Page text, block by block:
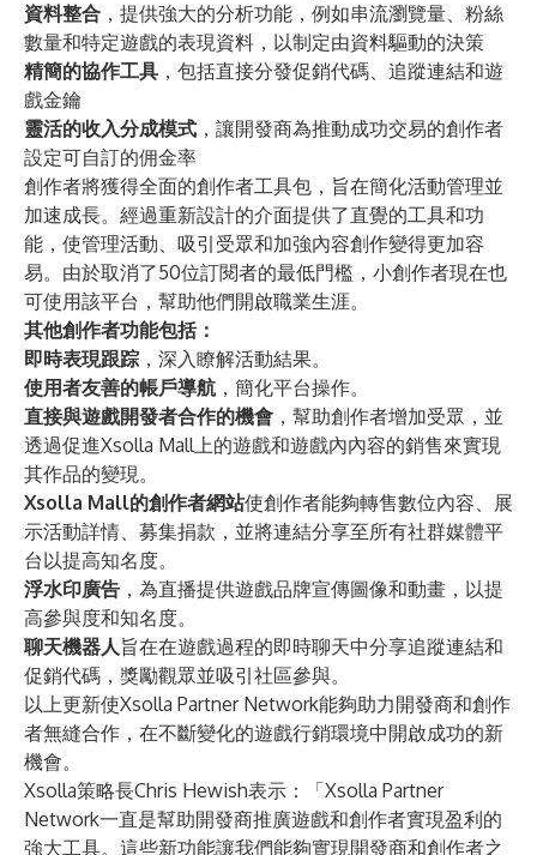
資料整合 ，提供強大的分析功能，例如串流瀏覽量、粉絲
數量和特定遊戲的表現資料，以制定由資料驅動的決策
精簡的協作工具 ，包括直接分發促銷代碼、追蹤連結和遊
戲金鑰
靈活的收入分成模式 ，讓開發商為推動成功交易的創作者
設定可自訂的佣金率
創作者將獲得全面的創作者工具包，旨在簡化活動管理並
加速成長。經過重新設計的介面提供了直覺的工具和功
能，使管理活動、吸引受眾和加強內容創作變得更加容
易。由於取消了50位訂閱者的最低門檻，小創作者現在也
可使用該平台，幫助他們開啟職業生涯。
其他創作者功能包括：
即時表現跟踪 ，深入瞭解活動結果。
使用者友善的帳戶導航 ，簡化平台操作。
直接與遊戲開發者合作的機會 ，幫助創作者增加受眾，並
透過促進Xsolla Mall上的遊戲和遊戲內內容的銷售來實現
其作品的變現。
Xsolla Mall的創作者網站使創作者能夠轉售數位內容、展
示活動詳情、募集捐款，並將連結分享至所有社群媒體平
台以提高知名度。
浮水印廣告 ，為直播提供遊戲品牌宣傳圖像和動畫，以提
高參與度和知名度。
聊天機器人旨在在遊戲過程的即時聊天中分享追蹤連結和
促銷代碼，獎勵觀眾並吸引社區參與。
以上更新使Xsolla Partner Network能夠助力開發商和創作
者無縫合作，在不斷變化的遊戲行銷環境中開啟成功的新
機會。
Xsolla策略長Chris Hewish表示：「Xsolla Partner
Network一直是幫助開發商推廣遊戲和創作者實現盈利的
強大工具。這些新功能讓我們能夠實現開發商和創作者之